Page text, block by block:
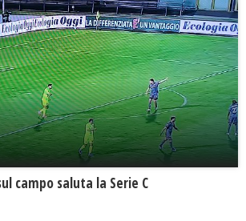
campo saluta la Serie C